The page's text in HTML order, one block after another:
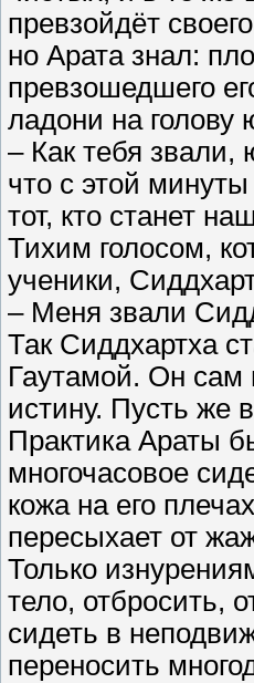
превзойдёт
но Арата знал:
превзошедшего
ладони на голову
– Как тебя
что с этой
тот, кто станет
Тихим голосом,
ученики,
– Меня звали
Так Сиддхартха
Гаутамой. Он сам
истину. Пусть же
Практика Араты
многочасовое
кожа на его
пересыхает от
Только
тело, отбросить,
сидеть в
переносить